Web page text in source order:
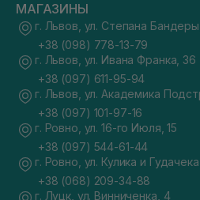
МАГАЗИНЫ
г. Львов, ул. Степана
+38 (098) 778-13-79
г. Львов, ул. Ивана Франка, 36
+38 (097) 611-95-94
г. Львов, ул. Академика
+38 (097) 101-97-16
г. Ровно, ул. 16-го Июля, 15
+38 (097) 544-61-44
г. Ровно, ул. Кулика и
+38 (068) 209-34-88
г. Луцк, ул. Винниченка, 4